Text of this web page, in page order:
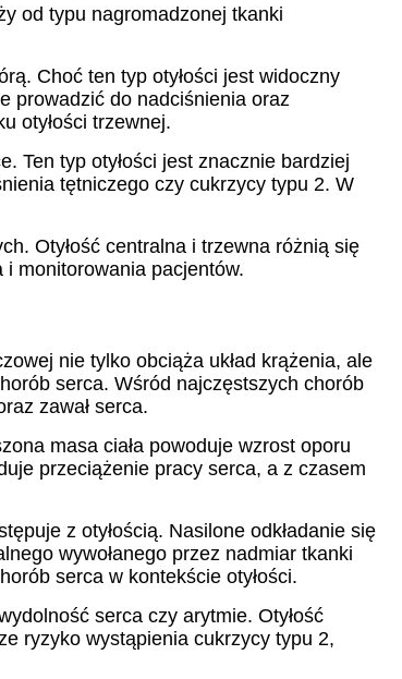
od typu nagromadzonej tkanki
Choć ten typ otyłości jest widoczny
prowadzić do nadciśnienia oraz
otyłości trzewnej.
Ten typ otyłości jest znacznie bardziej
tętniczego czy cukrzycy typu 2. W
Otyłość centralna i trzewna różnią się
monitorowania pacjentów.
nie tylko obciąża układ krążenia, ale
serca. Wśród najczęstszych chorób
zawał serca.
masa ciała powoduje wzrost oporu
przeciążenie pracy serca, a z czasem
z otyłością. Nasilone odkładanie się
wywołanego przez nadmiar tkanki
serca w kontekście otyłości.
serca czy arytmie. Otyłość
ryzyko wystąpienia cukrzycy typu 2,